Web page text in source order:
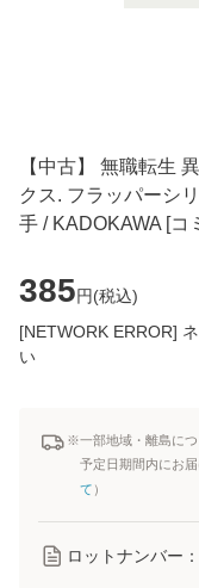
【中古】 無職転生
クス. フラッパーシ
手 / KADOKAWA [コ
385円(税込)
[NETWORK ERROR]
い
※一部地域・離島に
予定日期間内にお
て ）
ロットナンバー：